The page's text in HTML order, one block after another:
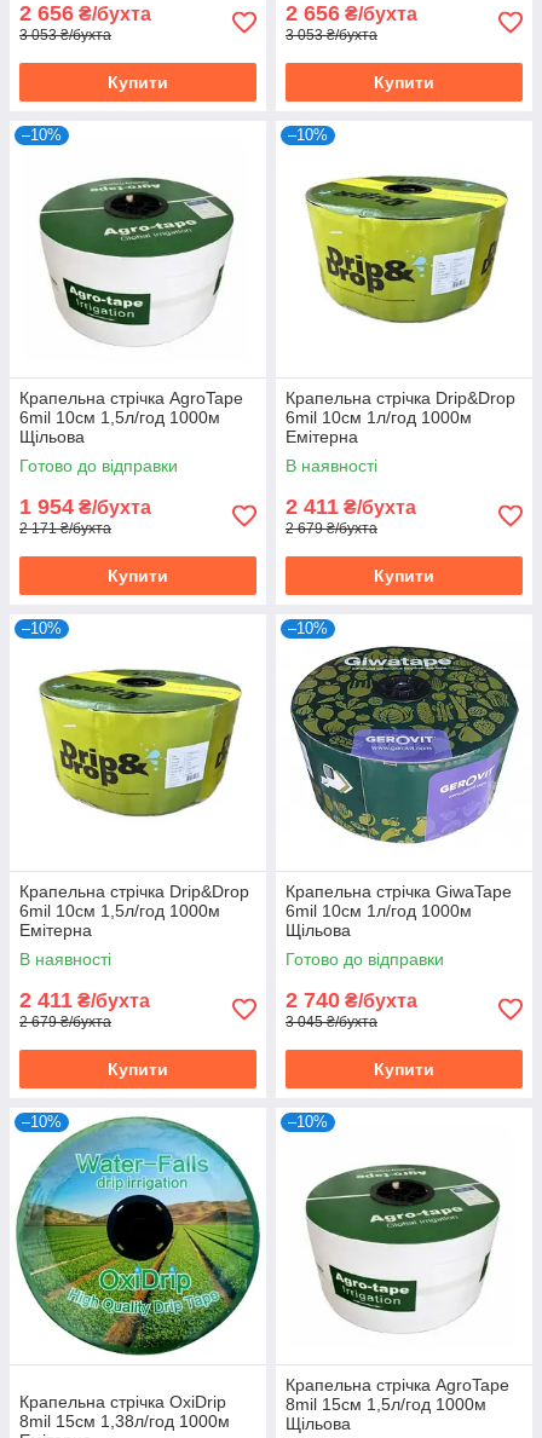
2 656 ₴/бухта
3 053 ₴/бухта
Купити
2 656 ₴/бухта
3 053 ₴/бухта
Купити
–10%
Крапельна стрічка AgroTape
6mil 10см 1,5л/год 1000м
Щільова
Готово до відправки
1 954 ₴/бухта
2 171 ₴/бухта
Купити
–10%
Крапельна стрічка Drip&Drop
6mil 10см 1л/год 1000м
Емітерна
В наявності
2 411 ₴/бухта
2 679 ₴/бухта
Купити
–10%
Крапельна стрічка Drip&Drop
6mil 10см 1,5л/год 1000м
Емітерна
В наявності
2 411 ₴/бухта
2 679 ₴/бухта
Купити
–10%
Крапельна стрічка GiwaTape
6mil 10см 1л/год 1000м
Щільова
Готово до відправки
2 740 ₴/бухта
3 045 ₴/бухта
Купити
–10%
Крапельна стрічка OxiDrip
8mil 15см 1,38л/год 1000м
–10%
Крапельна стрічка AgroTape
8mil 15см 1,5л/год 1000м
Щільова